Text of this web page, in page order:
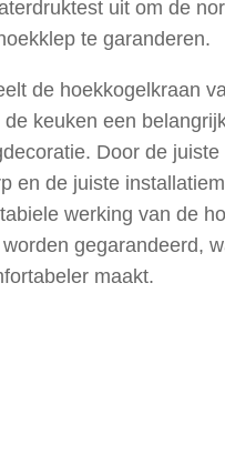
uit om de
te garanderen.
de hoekkogelkraan
keuken een
Door de juiste
en de juiste
werking van de
gegarandeerd,
maakt.